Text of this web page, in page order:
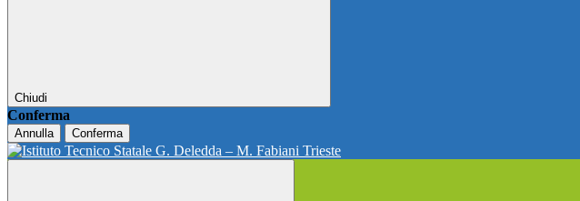
Chiudi
Conferma
Annulla Conferma